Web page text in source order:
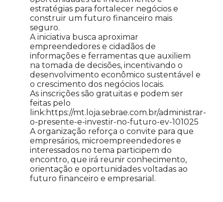
estratégias para fortalecer negócios e
construir um futuro financeiro mais
seguro.
A iniciativa busca aproximar
empreendedores e cidadãos de
informações e ferramentas que auxiliem
na tomada de decisões, incentivando o
desenvolvimento econômico sustentável e
o crescimento dos negócios locais.
As inscrições são gratuitas e podem ser
feitas pelo
link:https://mt.loja.sebrae.com.br/administrar-
o-presente-e-investir-no-futuro-ev-101025
A organização reforça o convite para que
empresários, microempreendedores e
interessados no tema participem do
encontro, que irá reunir conhecimento,
orientação e oportunidades voltadas ao
futuro financeiro e empresarial.